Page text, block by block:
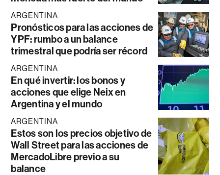
ARGENTINA
Pronósticos para las acciones de
YPF: rumbo a un balance
trimestral que podría ser récord
ARGENTINA
En qué invertir: los bonos y
acciones que elige Neix en
Argentina y el mundo
ARGENTINA
Estos son los precios objetivo de
Wall Street para las acciones de
MercadoLibre previo a su
balance